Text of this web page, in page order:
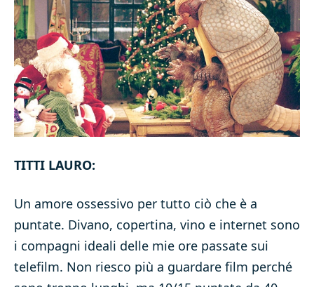
TITTI LAURO:
Un amore ossessivo per tutto ciò che è a
puntate. Divano, copertina, vino e internet sono
i compagni ideali delle mie ore passate sui
telefilm. Non riesco più a guardare film perché